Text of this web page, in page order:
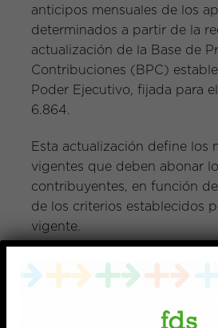
anticipos mensuales de los
determinados a partir de la
actualización de la Base de
Contribuciones (BPC)
Poder Ejecutivo, fijada para
6.864.
Esta actualización define los
vigentes que deben abonar
contribuyentes, en función
de los criterios establecidos
vigente.
Se recuerda que, a partir de
comienzan a realizar aportes
carreras de la Universidad de